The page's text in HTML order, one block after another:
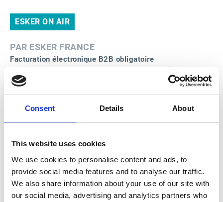
Consent Details About
This website uses cookies
We use cookies to personalise content and ads, to
provide social media features and to analyse our traffic.
We also share information about your use of our site with
our social media, advertising and analytics partners who
ESKER ON AIR
PAR ESKER FRANCE
Facturation électronique B2B obligatoire
Découvrez dans cette 2ème saison dédiée à la
facturation électronique B2B en France
tous les conseils
Abonnez-vous dès maintenant à notre
Newsletter
Linkedinpour vous tenir informer des actualités de la